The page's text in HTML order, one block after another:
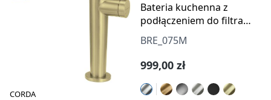
CORDA
Bateria kuchenna z
podłączeniem do filtra
wody z wyciąganą
wylewką
BRE_075M
Cena regularna:
999,00 zł